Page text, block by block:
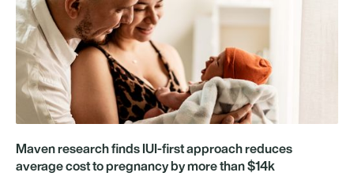
Maven research finds IUI-first approach reduces
average cost to pregnancy by more than $14k